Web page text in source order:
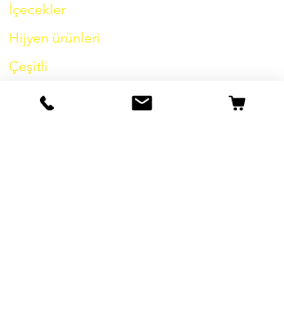
İçecekler
Hijyen ürünleri
Çeşitli
bilgi